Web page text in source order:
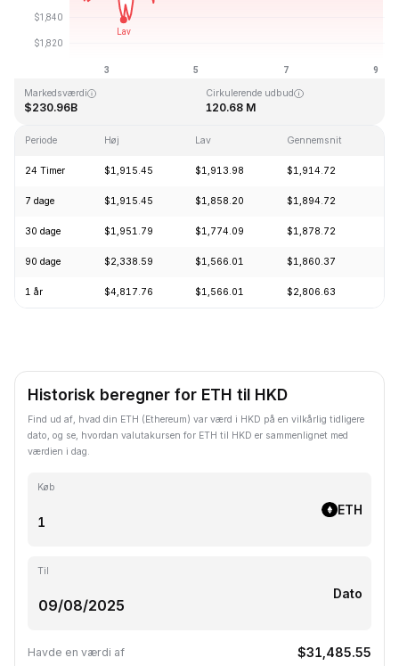
Sidst opdateret: 2026-08-09, 04:17 GMT+0
Markedsværdi
$230.96B
Cirkulerende udbud
120.68 M
Periode Høj Lav Gennemsnit
24 Timer $1,915.45 $1,913.98 $1,914.72
7 dage $1,915.45 $1,858.20 $1,894.72
30 dage $1,951.79 $1,774.09 $1,878.72
90 dage $2,338.59 $1,566.01 $1,860.37
1 år $4,817.76 $1,566.01 $2,806.63
Historisk beregner for ETH til HKD
Find ud af, hvad din ETH (Ethereum) var værd i HKD på en vilkårlig tidligere
dato, og se, hvordan valutakursen for ETH til HKD er sammenlignet med
værdien i dag.
Køb
ETH
Til
Dato
Havde en værdi af $31,485.55